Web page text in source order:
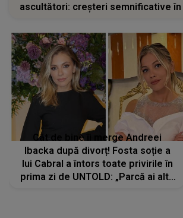
ascultători: creșteri semnificative în
Cât de bine îi merge Andreei
Ibacka după divorț! Fosta soție a
lui Cabral a întors toate privirile în
prima zi de UNTOLD: „Parcă ai altă